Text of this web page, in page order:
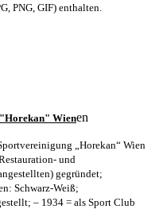
PNG, GIF) enthalten.
Wienen
„Horekan“ Wien
und
gegründet;
Schwarz-Weiß;
– 1934 = als Sport Club